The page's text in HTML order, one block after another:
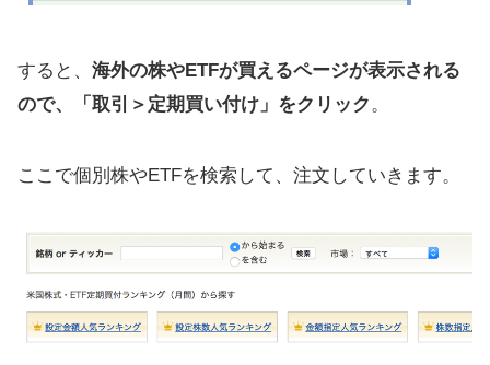
すると、 海外の株やETFが買えるページが表示される
ので、「取引＞定期買い付け」をクリック 。
ここで個別株やETFを検索して、注文していきます。